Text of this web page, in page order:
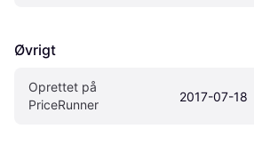
Øvrigt
Oprettet på
PriceRunner
2017-07-18